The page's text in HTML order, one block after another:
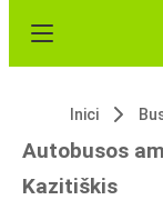
Inici
Autobusos
Kazitiškis